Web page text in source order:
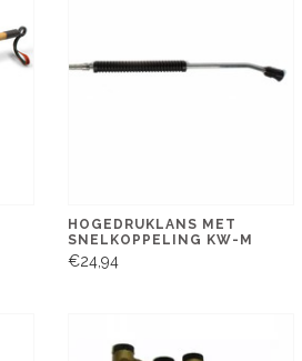
HOGEDRUKLANS MET
SNELKOPPELING KW-M
€24,94